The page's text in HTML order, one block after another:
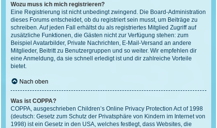
Wozu muss ich mich registrieren?
Eine Registrierung ist nicht unbedingt zwingend. Die Board-Administration
dieses Forums entscheidet, ob du registriert sein musst, um Beiträge zu
schreiben. Auf jeden Fall erhältst du als registriertes Mitglied Zugriff auf
zusätzliche Funktionen, die Gästen nicht zur Verfügung stehen: zum
Beispiel Avatarbilder, Private Nachrichten, E-Mail-Versand an andere
Mitglieder, Beitritt zu Benutzergruppen und so weiter. Wir empfehlen dir
eine Anmeldung, da sie schnell erledigt ist und dir zahlreiche Vorteile
bietet.
Nach oben
Was ist COPPA?
COPPA, ausgeschrieben Children’s Online Privacy Protection Act of 1998
(deutsch: Gesetz zum Schutz der Privatsphäre von Kindern im Internet von
1998) ist ein Gesetz in den USA, welches festlegt, dass Websites, die